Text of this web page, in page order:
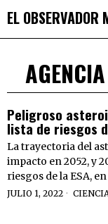
EL OBSERVADOR
Peligroso
lista de riesgos
La trayectoria del
impacto en 2052, y
riesgos de la ESA,
JULIO 1, 2022